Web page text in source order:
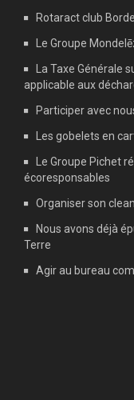
Rotaract club
Le Groupe
La Taxe Générale
applicable aux
Participer avec
Les gobelets en
Le Groupe Pichet
écoresponsables
Organiser son
Nous avons déjà
Terre
Agir au bureau